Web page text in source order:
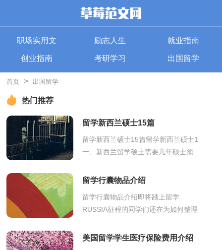
职场实用文 励志人生 就业指南
创业指南 考研学习 出国留学
首页 > 出国留学
热门推荐
留学新西兰硕士15篇
留学新西兰硕士15篇留学新西兰硕士1
一、新西兰留学硕士需要几年硕士预
日制课程，这样的课程主要针对已经
留学行囊物品介绍
留学行囊物品介绍即将踏上留学
RUSSIA征程的同学们还在为如何整理
理一下吧！首先－－解决“电器”问题：
美国留学学生医疗保险费用介绍